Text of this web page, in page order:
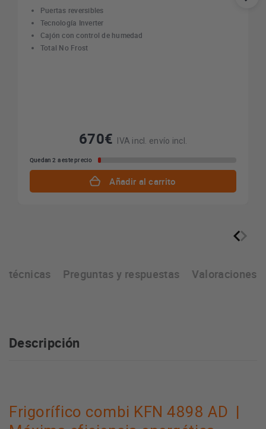
Puertas reversibles
Tecnología Inverter
Cajón con control de humedad
Total No Frost
670€ IVA incl. envío incl.
Quedan 2 a este precio
Añadir al carrito
técnicas Preguntas y respuestas Valoraciones
Descripción
Frigorífico combi KFN 4898 AD |